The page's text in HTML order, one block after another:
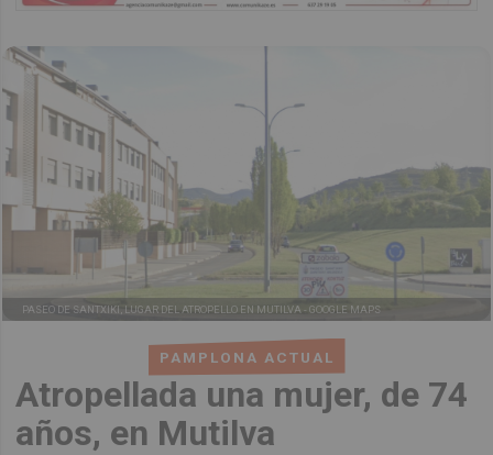
PAMPLONA ACTUAL
Atropellada una mujer, de 74
años, en Mutilva
PASEO DE SANTXIKI, LUGAR DEL ATROPELLO EN MUTILVA -GOOGLE MAPS